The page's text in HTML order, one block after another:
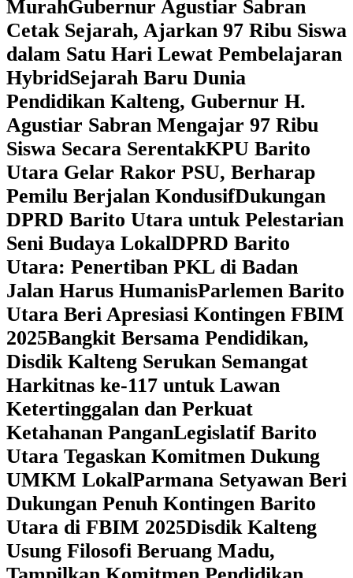
MurahGubernur Agustiar Sabran
Cetak Sejarah, Ajarkan 97 Ribu Siswa
dalam Satu Hari Lewat Pembelajaran
HybridSejarah Baru Dunia
Pendidikan Kalteng, Gubernur H.
Agustiar Sabran Mengajar 97 Ribu
Siswa Secara SerentakKPU Barito
Utara Gelar Rakor PSU, Berharap
Pemilu Berjalan KondusifDukungan
DPRD Barito Utara untuk Pelestarian
Seni Budaya LokalDPRD Barito
Utara: Penertiban PKL di Badan
Jalan Harus HumanisParlemen Barito
Utara Beri Apresiasi Kontingen FBIM
2025‎Bangkit Bersama Pendidikan,
Disdik Kalteng Serukan Semangat
Harkitnas ke-117 untuk Lawan
Ketertinggalan dan Perkuat
Ketahanan PanganLegislatif Barito
Utara Tegaskan Komitmen Dukung
UMKM LokalParmana Setyawan Beri
Dukungan Penuh Kontingen Barito
Utara di FBIM 2025Disdik Kalteng
Usung Filosofi Beruang Madu,